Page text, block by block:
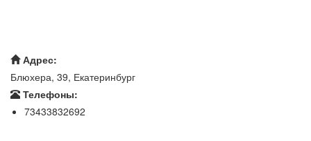
Адрес:
Блюхера, 39, Екатеринбург
Телефоны:
73433832692